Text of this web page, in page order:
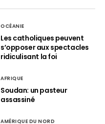
OCÉANIE
Les catholiques peuvent
s’opposer aux spectacles
ridiculisant la foi
AFRIQUE
Soudan: un pasteur
assassiné
AMÉRIQUE DU NORD